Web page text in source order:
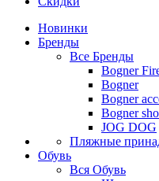
Новинки
Бренды
Все Бренды
Bogner
Bogner
Bogner
Bogner
JOG DOG
Пляжные
Обувь
Вся Обувь